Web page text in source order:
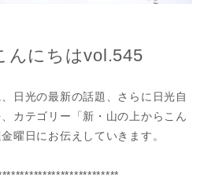
んにちはvol.545
日光の最新の話題、さらに日光自
カテゴリー「新・山の上からこん
曜日にお伝えしていきます。